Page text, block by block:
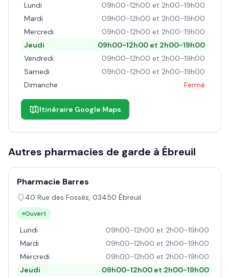
Lundi
09h00-12h00 et 2h00-19h00
Mardi
09h00-12h00 et 2h00-19h00
Mercredi
09h00-12h00 et 2h00-19h00
Jeudi
09h00-12h00 et 2h00-19h00
Vendredi
09h00-12h00 et 2h00-19h00
Samedi
09h00-12h00 et 2h00-19h00
Dimanche
Fermé
Itinéraire Google Maps
Autres pharmacies de garde à Ébreuil
Pharmacie Barres
40 Rue des Fossés, 03450 Ébreuil
Ouvert
Lundi
09h00-12h00 et 2h00-19h00
Mardi
09h00-12h00 et 2h00-19h00
Mercredi
09h00-12h00 et 2h00-19h00
Jeudi
09h00-12h00 et 2h00-19h00